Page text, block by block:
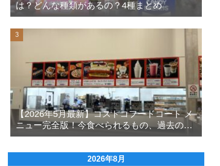
は？どんな種類があるの？4種まとめ
【2026年5月最新】コストコフードコート メ
ニュー完全版！今食べられるもの、過去の人
気メニューも写真付きで徹底解説！
2026年8月